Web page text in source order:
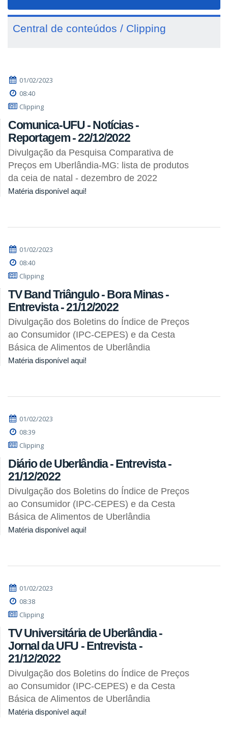
Central de conteúdos / Clipping
01/02/2023
08:40
Clipping
Comunica-UFU - Notícias -
Reportagem - 22/12/2022
Divulgação da Pesquisa Comparativa de
Preços em Uberlândia-MG: lista de produtos
da ceia de natal - dezembro de 2022
Matéria disponível aqui!
01/02/2023
08:40
Clipping
TV Band Triângulo - Bora Minas -
Entrevista - 21/12/2022
Divulgação dos Boletins do Índice de Preços
ao Consumidor (IPC-CEPES) e da Cesta
Básica de Alimentos de Uberlândia
Matéria disponível aqui!
01/02/2023
08:39
Clipping
Diário de Uberlândia - Entrevista -
21/12/2022
Divulgação dos Boletins do Índice de Preços
ao Consumidor (IPC-CEPES) e da Cesta
Básica de Alimentos de Uberlândia
Matéria disponível aqui!
01/02/2023
08:38
Clipping
TV Universitária de Uberlândia -
Jornal da UFU - Entrevista -
21/12/2022
Divulgação dos Boletins do Índice de Preços
ao Consumidor (IPC-CEPES) e da Cesta
Básica de Alimentos de Uberlândia
Matéria disponível aqui!